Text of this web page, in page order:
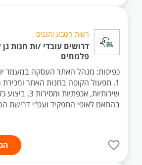
רשות הטבע והגנים
דרושים עובדי /ות חנות גן
פלמחים
כפיפות: מנהל האתר העסקה במעמד
שירותיות, אכפתיות
בהתאם לאופי התפקיד ועפ"י דרישת